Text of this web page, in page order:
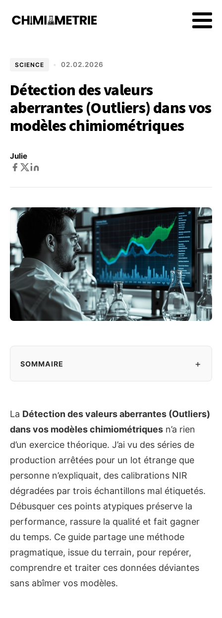
SCIENCE • 02.02.2026
Détection des valeurs
aberrantes (Outliers) dans vos
modèles chimiométriques
Julie
SOMMAIRE +
La Détection des valeurs aberrantes (Outliers)
dans vos modèles chimiométriques n’a rien
d’un exercice théorique. J’ai vu des séries de
production arrêtées pour un lot étrange que
personne n’expliquait, des calibrations NIR
dégradées par trois échantillons mal étiquetés.
Débusquer ces points atypiques préserve la
performance, rassure la qualité et fait gagner
du temps. Ce guide partage une méthode
pragmatique, issue du terrain, pour repérer,
comprendre et traiter ces données déviantes
sans abîmer vos modèles.